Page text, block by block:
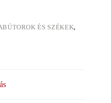
ÉS SZÉKEK,